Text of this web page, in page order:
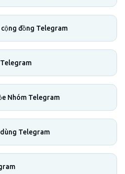
đồng Telegram
Nhóm Telegram
Telegram